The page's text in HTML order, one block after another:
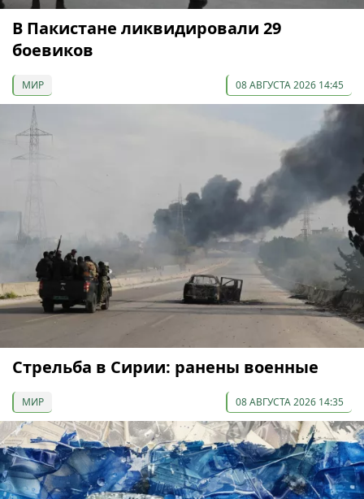
В Пакистане ликвидировали 29
боевиков
МИР 08 АВГУСТА 2026 14:45
Стрельба в Сирии: ранены военные
МИР 08 АВГУСТА 2026 14:35